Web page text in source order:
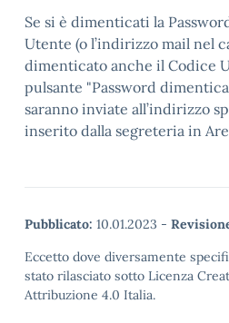
Se si è dimenticati la
Utente (o l’indirizzo mail nel
dimenticato anche il Codice
pulsante "Password
saranno inviate all’indirizzo
inserito dalla segreteria in
Pubblicato: 10.01.2023 -
Eccetto dove diversamente
stato rilasciato sotto Licenza
Attribuzione 4.0 Italia.